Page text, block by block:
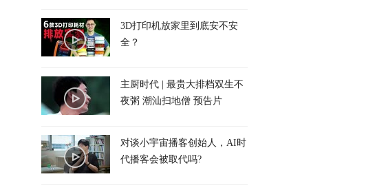
3D打印机放家里到底安不安
全？
主厨时代 | 最贵大排档双生不
夜粥 潮汕扫地僧 预告片
对谈小宇宙播客创始人，AI时
代播客会被取代吗?